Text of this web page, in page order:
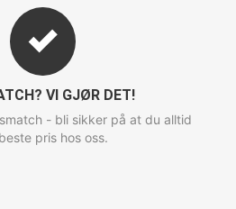
VI GJØR DET!
- bli sikker på at du alltid
pris hos oss.